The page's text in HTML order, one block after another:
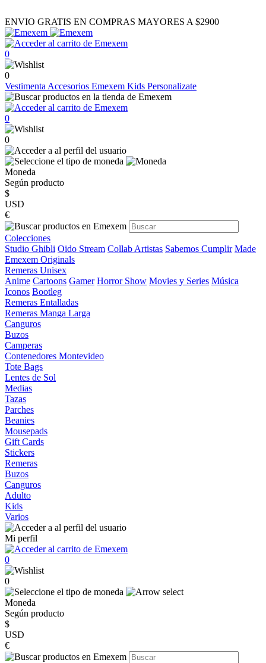
ENVIO GRATIS EN COMPRAS MAYORES A $2900
0
0
Vestimenta Accesorios Emexem Kids Personalizate
0
0
Moneda
Según producto
$
USD
€
Colecciones
Studio Ghibli Oido Stream Collab Artistas Sabemos Cumplir Made
Emexem Originals
Remeras Unisex
Anime Cartoons Gamer Horror Show Movies y Series Música
Iconos Bootleg
Remeras Entalladas
Remeras Manga Larga
Canguros
Buzos
Camperas
Contenedores Montevideo
Tote Bags
Lentes de Sol
Medias
Tazas
Parches
Beanies
Mousepads
Gift Cards
Stickers
Remeras
Buzos
Canguros
Adulto
Kids
Varios
Mi perfil
0
0
Moneda
Según producto
$
USD
€